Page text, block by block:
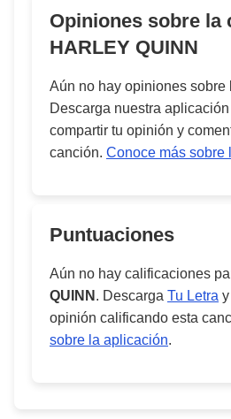
Opiniones sobre la
HARLEY QUINN
Aún no hay opiniones sobre
Descarga nuestra aplicación
compartir tu opinión y
canción. Conoce más sobre
Puntuaciones
Aún no hay calificaciones
QUINN . Descarga Tu Letra
opinión calificando esta
sobre la aplicación.